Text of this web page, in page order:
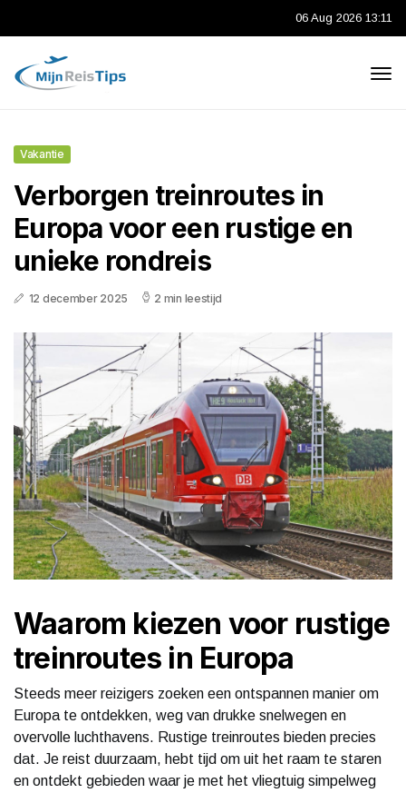
06 Aug 2026 13:11
Vakantie
Verborgen treinroutes in
Europa voor een rustige en
unieke rondreis
12 december 2025 2 min leestijd
Waarom kiezen voor rustige
treinroutes in Europa
Steeds meer reizigers zoeken een ontspannen manier om
Europa te ontdekken, weg van drukke snelwegen en
overvolle luchthavens. Rustige treinroutes bieden precies
dat. Je reist duurzaam, hebt tijd om uit het raam te staren
en ontdekt gebieden waar je met het vliegtuig simpelweg